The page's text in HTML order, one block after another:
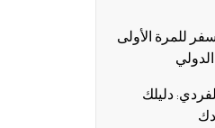
السفر للمرة الأولى
دليلك